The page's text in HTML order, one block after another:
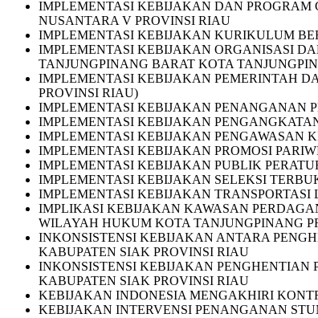
IMPLEMENTASI KEBIJAKAN DAN PROGRAM
NUSANTARA V PROVINSI RIAU
IMPLEMENTASI KEBIJAKAN KURIKULUM
IMPLEMENTASI KEBIJAKAN ORGANISASI
TANJUNGPINANG BARAT KOTA
IMPLEMENTASI KEBIJAKAN PEMERINTAH
PROVINSI RIAU)
IMPLEMENTASI KEBIJAKAN PENANGANAN
IMPLEMENTASI KEBIJAKAN
IMPLEMENTASI KEBIJAKAN PENGAWASAN
IMPLEMENTASI KEBIJAKAN PROMOSI
IMPLEMENTASI KEBIJAKAN PUBLIK
IMPLEMENTASI KEBIJAKAN SELEKSI
IMPLEMENTASI KEBIJAKAN
IMPLIKASI KEBIJAKAN KAWASAN
WILAYAH HUKUM KOTA TANJUNGPINANG
INKONSISTENSI KEBIJAKAN ANTARA
KABUPATEN SIAK PROVINSI RIAU
INKONSISTENSI KEBIJAKAN PENGHENTIAN
KABUPATEN SIAK PROVINSI RIAU
KEBIJAKAN INDONESIA MENGAKHIRI
KEBIJAKAN INTERVENSI PENANGANAN